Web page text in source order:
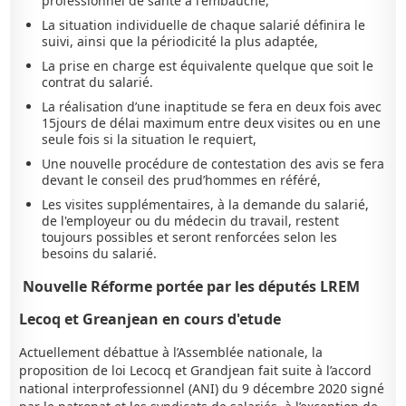
La situation individuelle de chaque salarié définira le
suivi, ainsi que la périodicité la plus adaptée,
La prise en charge est équivalente quelque que soit le
contrat du salarié.
La réalisation d’une inaptitude se fera en deux fois avec
15jours de délai maximum entre deux visites ou en une
seule fois si la situation le requiert,
Une nouvelle procédure de contestation des avis se fera
devant le conseil des prud’hommes en référé,
Les visites supplémentaires, à la demande du salarié,
de l'employeur ou du médecin du travail, restent
toujours possibles et seront renforcées selon les
besoins du salarié.
Nouvelle Réforme portée par les députés LREM
Lecoq et Greanjean en cours d'etude
Actuellement débattue à l’Assemblée nationale, la
proposition de loi Lecocq et Grandjean fait suite à l’accord
national interprofessionnel (ANI) du 9 décembre 2020 signé